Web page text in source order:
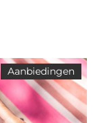
Aanbiedingen